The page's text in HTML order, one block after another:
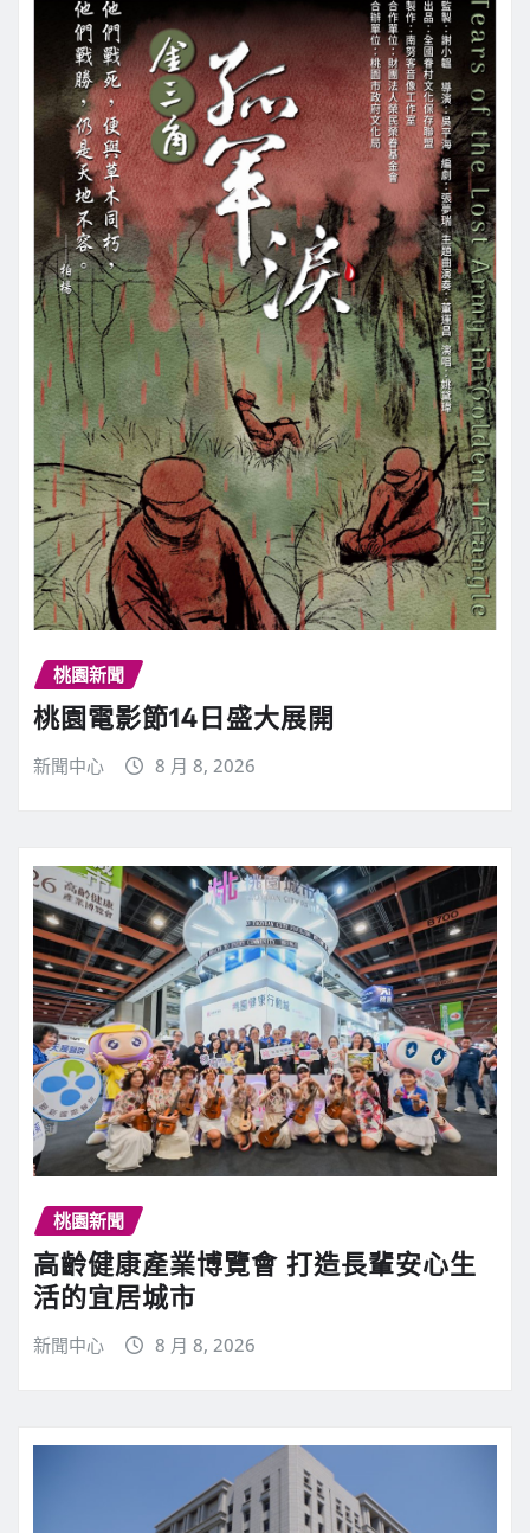
桃園新聞
桃園電影節14日盛大展開
新聞中心 8 月 8, 2026
桃園新聞
高齡健康產業博覽會 打造長輩安心生
活的宜居城市
新聞中心 8 月 8, 2026